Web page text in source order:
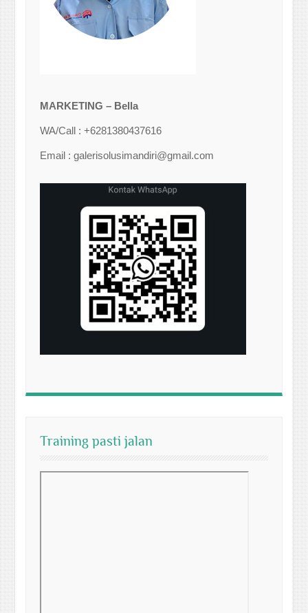
MARKETING – Bella
WA/Call : +6281380437616
Email : galerisolusimandiri@gmail.com
Training pasti jalan